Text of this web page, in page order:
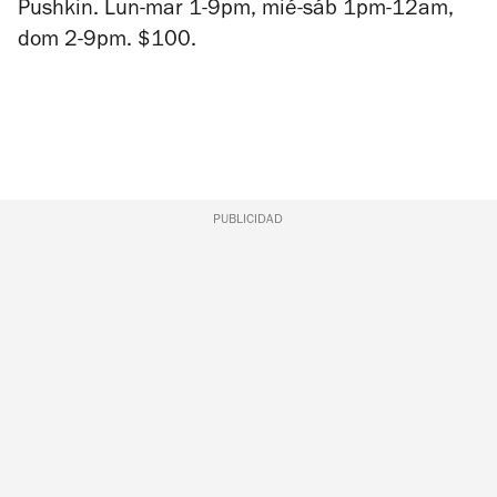
Pushkin. Lun-mar 1-9pm, mié-sáb 1pm-12am,
dom 2-9pm. $100.
PUBLICIDAD